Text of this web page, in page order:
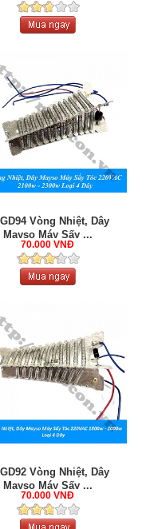
Vòng Nhiệt, Dây
Mayso Máy Sấy ...
70.000 VNĐ
Vòng Nhiệt, Dây
Mayso Máy Sấy ...
70.000 VNĐ